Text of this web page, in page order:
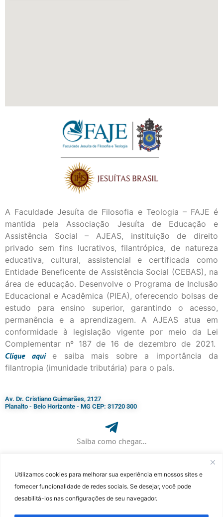
Utilizamos cookies para melhorar sua experiência em nossos sites e
fornecer funcionalidade de redes sociais. Se desejar, você pode
desabilitá-los nas configurações de seu navegador.
A Faculdade Jesuíta de Filosofia e Teologia – FAJE é
mantida pela Associação Jesuíta de Educação e
Assistência Social – AJEAS, instituição de direito
privado sem fins lucrativos, filantrópica, de natureza
educativa, cultural, assistencial e certificada como
Entidade Beneficente de Assistência Social (CEBAS), na
área de educação. Desenvolve o Programa de Inclusão
Educacional e Acadêmica (PIEA), oferecendo bolsas de
estudo para ensino superior, garantindo o acesso,
permanência e a aprendizagem. A AJEAS atua em
conformidade à legislação vigente por meio da Lei
Complementar nº 187 de 16 de dezembro de 2021.
Cliqueaqui
e saiba mais sobre a importância da
filantropia (imunidade tributária) para o país.
Av. Dr. Cristiano Guimarães, 2127
Planalto - Belo Horizonte - MG CEP: 31720 300
Saiba como chegar...
+ 55 (31) 3115-7000​